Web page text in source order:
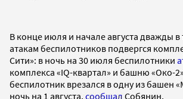
В конце июля и начале августа дважды в
атакам беспилотников подвергся
Сити»: в ночь на 30 июля беспилотники
комплекса «IQ-квартал» и башню «Око-
беспилотник врезался в одну из башен
ночь на 1 августа, сообщал Собянин.